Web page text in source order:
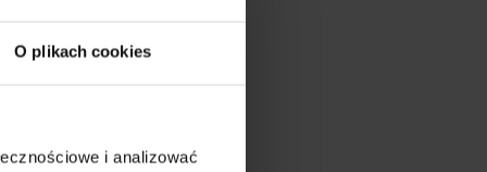
O plikach cookies
i analizować